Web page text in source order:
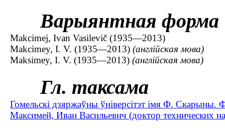
Варыянтная форма
Makcimej, Ivan Vasilevič (1935—2013)
Makcimey, I. V. (1935—2013) (англійская мова)
Maksimey, I. V. (1935—2013) (англійская мова)
Гл. таксама
Гомельскі дзяржаўны ўніверсітэт імя Ф. Скарыны.
Максимей, Иван Васильевич (доктор технических